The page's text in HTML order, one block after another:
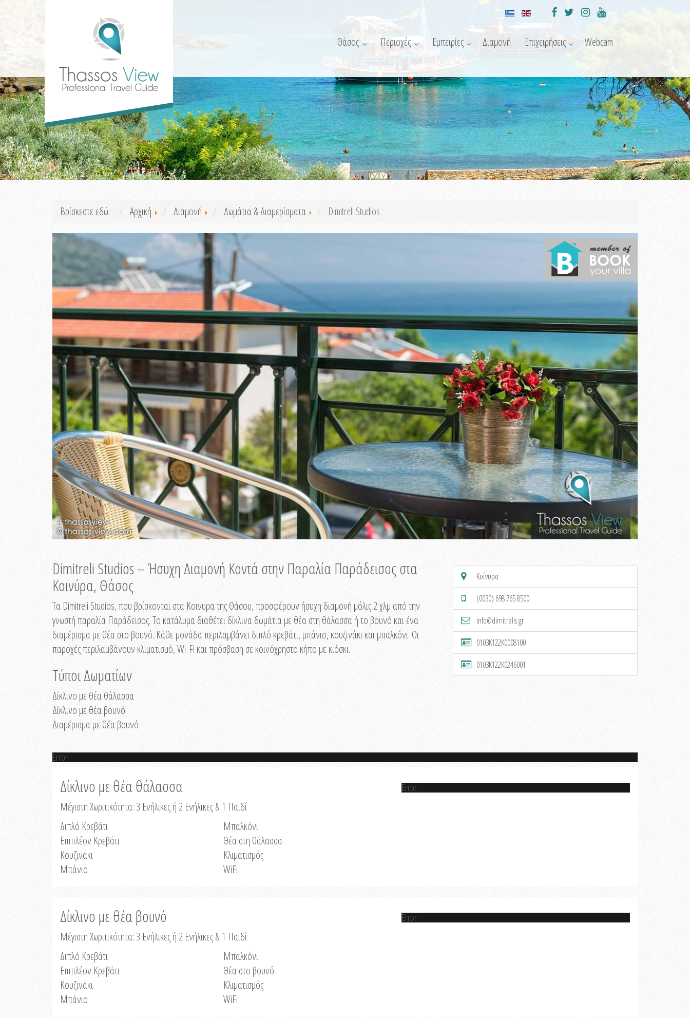
Θάσος Περιοχές Εμπειρίες Διαμονή Επιχειρήσεις Webcam
Βρίσκεστε εδώ: Αρχική Διαμονή Δωμάτια & Διαμερίσματα Dimitreli Studios
Dimitreli Studios – Ήσυχη Διαμονή Κοντά στην Παραλία Παράδεισος στα
Κοινύρα, Θάσος
Τα Dimitreli Studios, που βρίσκονται στα Κοινυρα της Θάσου, προσφέρουν ήσυχη διαμονή μόλις 2 χλμ από την
γνωστή παραλία Παράδεισος. Το κατάλυμα διαθέτει δίκλινα δωμάτια με θέα στη θάλασσα ή το βουνό και ένα
διαμέρισμα με θέα στο βουνό. Κάθε μονάδα περιλαμβάνει διπλό κρεβάτι, μπάνιο, κουζινάκι και μπαλκόνι. Οι
παροχές περιλαμβάνουν κλιματισμό, Wi-Fi και πρόσβαση σε κοινόχρηστο κήπο με κιόσκι.
Τύποι Δωματίων
Δίκλινο με θέα θάλασσα
Δίκλινο με θέα βουνό
Διαμέρισμα με θέα βουνό
Κοίνυρα
(0030) 698 765 8500
info@dimitrelis.gr
0103K122K0008100
0103K122K0246001
Error
Δίκλινο με θέα θάλασσα
Μέγιστη Χωριτικότητα: 3 Ενήλικες ή 2 Ενήλικες & 1 Παιδί
Διπλό Κρεβάτι
Επιπλέον Κρεβάτι
Κουζινάκι
Μπάνιο
Μπαλκόνι
Θέα στη θάλασσα
Κλιματισμός
WiFi
Error
Δίκλινο με θέα βουνό
Μέγιστη Χωριτικότητα: 3 Ενήλικες ή 2 Ενήλικες & 1 Παιδί
Διπλό Κρεβάτι
Επιπλέον Κρεβάτι
Κουζινάκι
Μπάνιο
Μπαλκόνι
Θέα στο βουνό
Κλιματισμός
WiFi
Error